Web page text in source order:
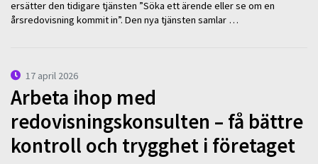
ersätter den tidigare tjänsten ”Söka ett ärende eller se om en
årsredovisning kommit in”. Den nya tjänsten samlar …
17 april 2026
Arbeta ihop med
redovisningskonsulten – få bättre
kontroll och trygghet i företaget